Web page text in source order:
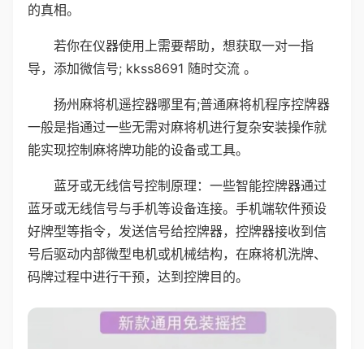
的真相。
若你在仪器使用上需要帮助，想获取一对一指
导，添加微信号; kkss8691 随时交流 。
扬州麻将机遥控器哪里有;普通麻将机程序控牌器
一般是指通过一些无需对麻将机进行复杂安装操作就
能实现控制麻将牌功能的设备或工具。
蓝牙或无线信号控制原理：一些智能控牌器通过
蓝牙或无线信号与手机等设备连接。手机端软件预设
好牌型等指令，发送信号给控牌器，控牌器接收到信
号后驱动内部微型电机或机械结构，在麻将机洗牌、
码牌过程中进行干预，达到控牌目的。